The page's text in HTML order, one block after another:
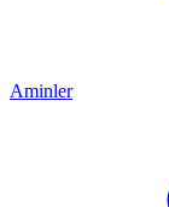
Aminler